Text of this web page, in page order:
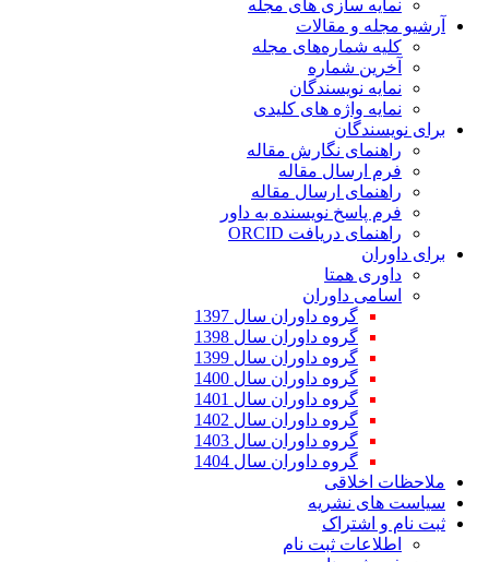
های مجله
مجله
های کلیدی
نگارش مقاله
مقاله
ارسال مقاله
نویسنده به داور
داوران سال 1397
داوران سال 1398
داوران سال 1399
داوران سال 1400
داوران سال 1401
داوران سال 1402
داوران سال 1403
داوران سال 1404